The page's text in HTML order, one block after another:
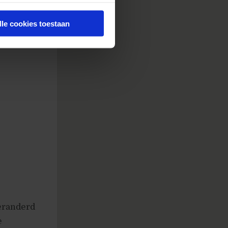
cookies toestaan
je vraag